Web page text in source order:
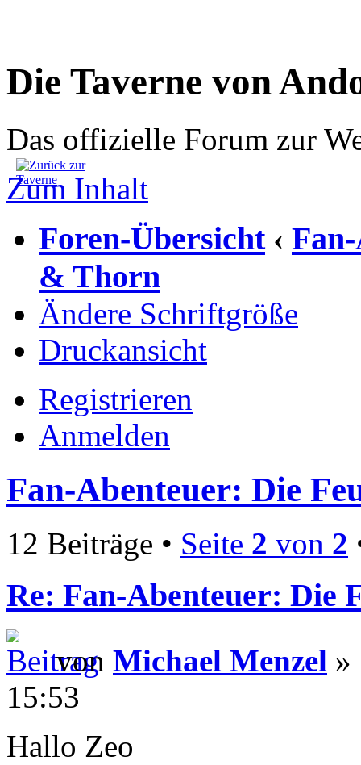
Die Taverne von
Das offizielle Forum zur
Zum Inhalt
Foren-Übersicht ‹
& Thorn
Ändere Schriftgröße
Druckansicht
Registrieren
Anmelden
Fan-Abenteuer: Die
12 Beiträge • Seite 2 von 2
Re: Fan-Abenteuer: Die
von Michael Menzel »
15:53
Hallo Zeo